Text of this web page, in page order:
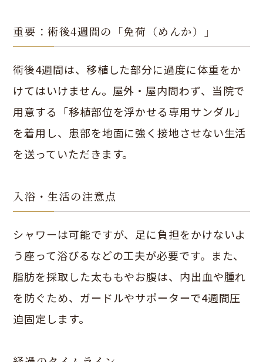
重要：術後4週間の「免荷（めんか）」
術後4週間は、移植した部分に過度に体重をか
けてはいけません。屋外・屋内問わず、当院で
用意する「移植部位を浮かせる専用サンダル」
を着用し、患部を地面に強く接地させない生活
を送っていただきます。
入浴・生活の注意点
シャワーは可能ですが、足に負担をかけないよ
う座って浴びるなどの工夫が必要です。また、
脂肪を採取した太ももやお腹は、内出血や腫れ
を防ぐため、ガードルやサポーターで4週間圧
迫固定します。